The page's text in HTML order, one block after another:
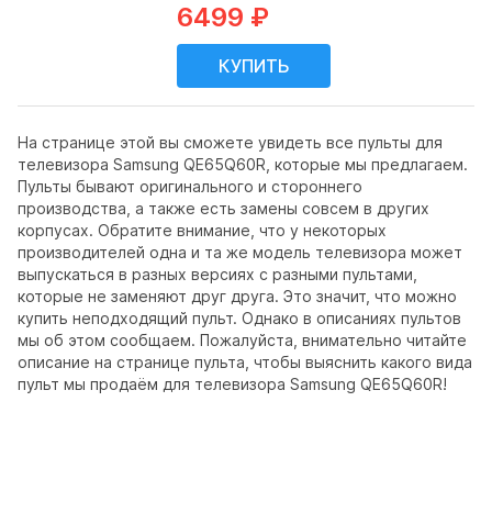
На странице этой вы сможете увидеть все пульты для
телевизора Samsung QE65Q60R, которые мы предлагаем.
Пульты бывают оригинального и стороннего
производства, а также есть замены совсем в других
корпусах. Обратите внимание, что у некоторых
производителей одна и та же модель телевизора может
выпускаться в разных версиях с разными пультами,
которые не заменяют друг друга. Это значит, что можно
купить неподходящий пульт. Однако в описаниях пультов
мы об этом сообщаем. Пожалуйста, внимательно читайте
описание на странице пульта, чтобы выяснить какого вида
пульт мы продаём для телевизора Samsung QE65Q60R!
6499 ₽